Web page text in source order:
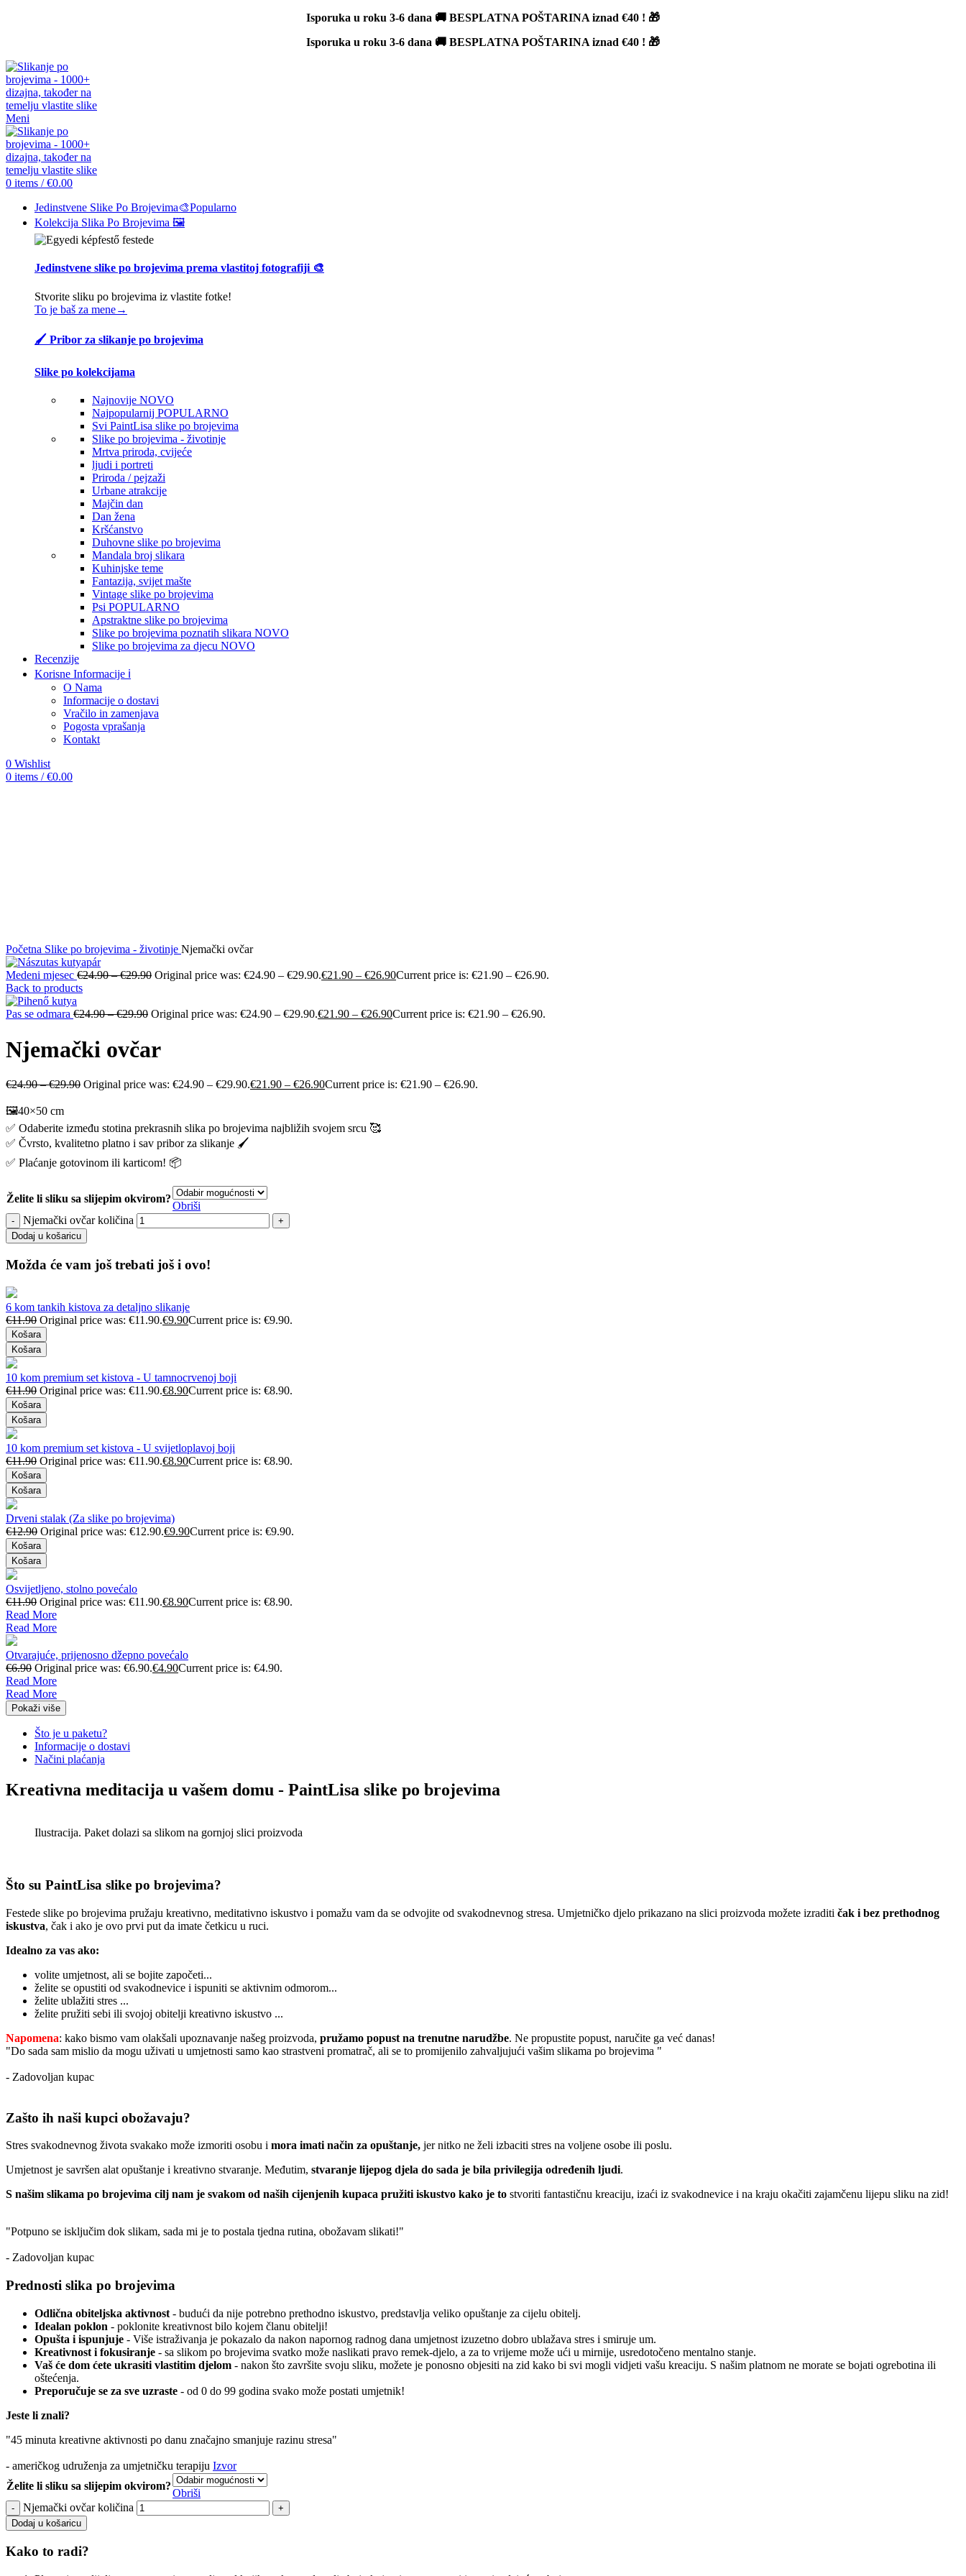
Isporuka u roku 3-6 dana 🚚 BESPLATNA POŠTARINA iznad €40 ! 🎁
Isporuka u roku 3-6 dana 🚚 BESPLATNA POŠTARINA iznad €40 ! 🎁
Meni
0 items / €0.00
Jedinstvene Slike Po Brojevima🎨Popularno
Kolekcija Slika Po Brojevima 🖼️
Jedinstvene slike po brojevima prema vlastitoj fotografiji 🎨
Stvorite sliku po brojevima iz vlastite fotke!
To je baš za mene→
🖌️ Pribor za slikanje po brojevima
Slike po kolekcijama
Najnovije NOVO
Najpopularnij POPULARNO
Svi PaintLisa slike po brojevima
Slike po brojevima - životinje
Mrtva priroda, cvijeće
ljudi i portreti
Priroda / pejzaži
Urbane atrakcije
Majčin dan
Dan žena
Kršćanstvo
Duhovne slike po brojevima
Mandala broj slikara
Kuhinjske teme
Fantazija, svijet mašte
Vintage slike po brojevima
Psi POPULARNO
Apstraktne slike po brojevima
Slike po brojevima poznatih slikara NOVO
Slike po brojevima za djecu NOVO
Recenzije
Korisne Informacije ℹ️
O Nama
Informacije o dostavi
Vračilo in zamenjava
Pogosta vprašanja
Kontakt
0 Wishlist
0 items / €0.00
Početna Slike po brojevima - životinje Njemački ovčar
Medeni mjesec €24.90–€29.90 Original price was: €24.90 – €29.90.€21.90 – €26.90Current price is: €21.90 – €26.90.
Back to products
Pas se odmara €24.90–€29.90 Original price was: €24.90 – €29.90.€21.90 – €26.90Current price is: €21.90 – €26.90.
Njemački ovčar
€24.90–€29.90 Original price was: €24.90 – €29.90.€21.90 – €26.90Current price is: €21.90 – €26.90.
🖼️40×50 cm
✅ Odaberite između stotina prekrasnih slika po brojevima najbližih svojem srcu 🥰
✅ Čvrsto, kvalitetno platno i sav pribor za slikanje 🖌️
✅ Plaćanje gotovinom ili karticom! 📦
Želite li sliku sa slijepim okvirom?
Obriši
Njemački ovčar količina
Dodaj u košaricu
Možda će vam još trebati još i ovo!
6 kom tankih kistova za detaljno slikanje
€11.90 Original price was: €11.90.€9.90Current price is: €9.90.
Košara
Košara
10 kom premium set kistova - U tamnocrvenoj boji
€11.90 Original price was: €11.90.€8.90Current price is: €8.90.
Košara
Košara
10 kom premium set kistova - U svijetloplavoj boji
€11.90 Original price was: €11.90.€8.90Current price is: €8.90.
Košara
Košara
Drveni stalak (Za slike po brojevima)
€12.90 Original price was: €12.90.€9.90Current price is: €9.90.
Košara
Košara
Osvijetljeno, stolno povećalo
€11.90 Original price was: €11.90.€8.90Current price is: €8.90.
Read More
Read More
Otvarajuće, prijenosno džepno povećalo
€6.90 Original price was: €6.90.€4.90Current price is: €4.90.
Read More
Read More
Pokaži više
Što je u paketu?
Informacije o dostavi
Načini plaćanja
Kreativna meditacija u vašem domu - PaintLisa slike po brojevima
Ilustracija. Paket dolazi sa slikom na gornjoj slici proizvoda
Što su PaintLisa slike po brojevima?
Festede slike po brojevima pružaju kreativno, meditativno iskustvo i pomažu vam da se odvojite od svakodnevnog stresa. Umjetničko djelo prikazano na slici proizvoda možete izraditi čak i bez prethodnog
iskustva, čak i ako je ovo prvi put da imate četkicu u ruci.
Idealno za vas ako:
volite umjetnost, ali se bojite započeti...
želite se opustiti od svakodnevice i ispuniti se aktivnim odmorom...
želite ublažiti stres ...
želite pružiti sebi ili svojoj obitelji kreativno iskustvo ...
Napomena: kako bismo vam olakšali upoznavanje našeg proizvoda, pružamo popust na trenutne narudžbe. Ne propustite popust, naručite ga već danas!
"Do sada sam mislio da mogu uživati u umjetnosti samo kao strastveni promatrač, ali se to promijenilo zahvaljujući vašim slikama po brojevima "
- Zadovoljan kupac
Zašto ih naši kupci obožavaju?
Stres svakodnevnog života svakako može izmoriti osobu i mora imati način za opuštanje, jer nitko ne želi izbaciti stres na voljene osobe ili poslu.
Umjetnost je savršen alat opuštanje i kreativno stvaranje. Međutim, stvaranje lijepog djela do sada je bila privilegija određenih ljudi.
S našim slikama po brojevima cilj nam je svakom od naših cijenjenih kupaca pružiti iskustvo kako je to stvoriti fantastičnu kreaciju, izaći iz svakodnevice i na kraju okačiti zajamčenu lijepu sliku na zid!
"Potpuno se isključim dok slikam, sada mi je to postala tjedna rutina, obožavam slikati!"
- Zadovoljan kupac
Prednosti slika po brojevima
Odlična obiteljska aktivnost - budući da nije potrebno prethodno iskustvo, predstavlja veliko opuštanje za cijelu obitelj.
Idealan poklon - poklonite kreativnost bilo kojem članu obitelji!
Opušta i ispunjuje - Više istraživanja je pokazalo da nakon napornog radnog dana umjetnost izuzetno dobro ublažava stres i smiruje um.
Kreativnost i fokusiranje - sa slikom po brojevima svatko može naslikati pravo remek-djelo, a za to vrijeme može ući u mirnije, usredotočeno mentalno stanje.
Vaš će dom ćete ukrasiti vlastitim djelom - nakon što završite svoju sliku, možete je ponosno objesiti na zid kako bi svi mogli vidjeti vašu kreaciju. S našim platnom ne morate se bojati ogrebotina ili
oštećenja.
Preporučuje se za sve uzraste - od 0 do 99 godina svako može postati umjetnik!
Jeste li znali?
"45 minuta kreativne aktivnosti po danu značajno smanjuje razinu stresa"
- američkog udruženja za umjetničku terapiju Izvor
Želite li sliku sa slijepim okvirom?
Obriši
Njemački ovčar količina
Dodaj u košaricu
Kako to radi?